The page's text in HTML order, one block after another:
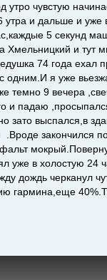
утро чувстую
утра и дальше и уже
5 секунд
Хмельницкий и тут
74 года ехал
одним.И я уже
темно 9 вечера
и падаю
зато выспался,в
закончился
уже в холостую 24
дождь черканул
гармина,еще